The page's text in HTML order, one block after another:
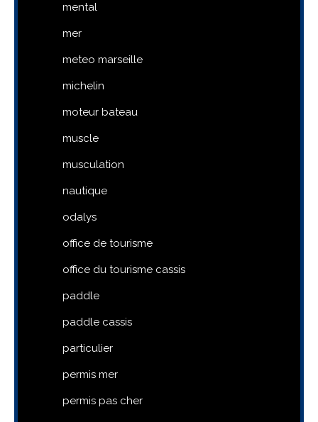
mental
mer
meteo marseille
michelin
moteur bateau
muscle
musculation
nautique
odalys
office de tourisme
office du tourisme cassis
paddle
paddle cassis
particulier
permis mer
permis pas cher